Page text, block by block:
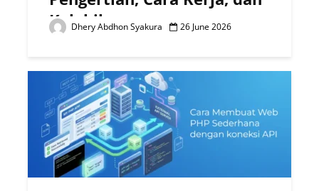
Kelebihannya
Dhery Abdhon Syakura 26 June 2026